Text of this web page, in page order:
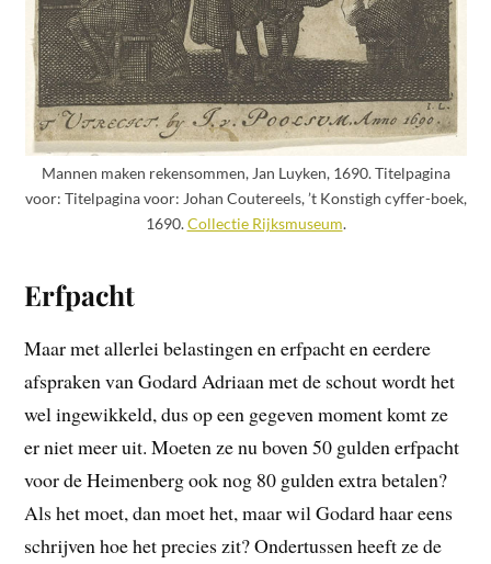
Mannen maken rekensommen, Jan Luyken, 1690. Titelpagina
voor: Titelpagina voor: Johan Coutereels, ’t Konstigh cyffer-boek,
1690.Collectie Rijksmuseum.
Erfpacht
Maar met allerlei belastingen en erfpacht en eerdere
afspraken van Godard Adriaan met de schout wordt het
wel ingewikkeld, dus op een gegeven moment komt ze
er niet meer uit. Moeten ze nu boven 50 gulden erfpacht
voor de Heimenberg ook nog 80 gulden extra betalen?
Als het moet, dan moet het, maar wil Godard haar eens
schrijven hoe het precies zit? Ondertussen heeft ze de